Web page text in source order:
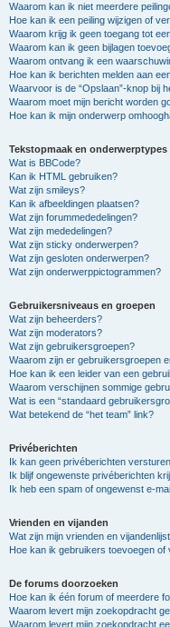
Waarom kan ik niet meerdere
Hoe kan ik een peiling wijzigen of
Waarom krijg ik geen toegang tot
Waarom kan ik geen bijlagen
Waarom ontvang ik een
Hoe kan ik berichten melden aan
Waarvoor is de “Opslaan”-knop bij
Waarom moet mijn bericht worden
Hoe kan ik mijn onderwerp
Tekstopmaak en onderwerptypes
Wat is BBCode?
Kan ik HTML gebruiken?
Wat zijn smileys?
Kan ik afbeeldingen plaatsen?
Wat zijn forummededelingen?
Wat zijn mededelingen?
Wat zijn sticky onderwerpen?
Wat zijn gesloten onderwerpen?
Wat zijn onderwerppictogrammen?
Gebruikersniveaus en groepen
Wat zijn beheerders?
Wat zijn moderators?
Wat zijn gebruikersgroepen?
Waarom zijn er gebruikersgroepen
Hoe kan ik een leider van een
Waarom verschijnen sommige
Wat is een “standaard
Wat betekend de “het team” link?
Privéberichten
Ik kan geen privéberichten
Ik blijf ongewenste privéberichten
Ik heb een spam of ongewenst e-
Vrienden en vijanden
Wat zijn mijn vrienden en
Hoe kan ik gebruikers toevoegen of
De forums doorzoeken
Hoe kan ik één forum of meerdere
Waarom levert mijn zoekopdracht
Waarom levert mijn zoekopdracht